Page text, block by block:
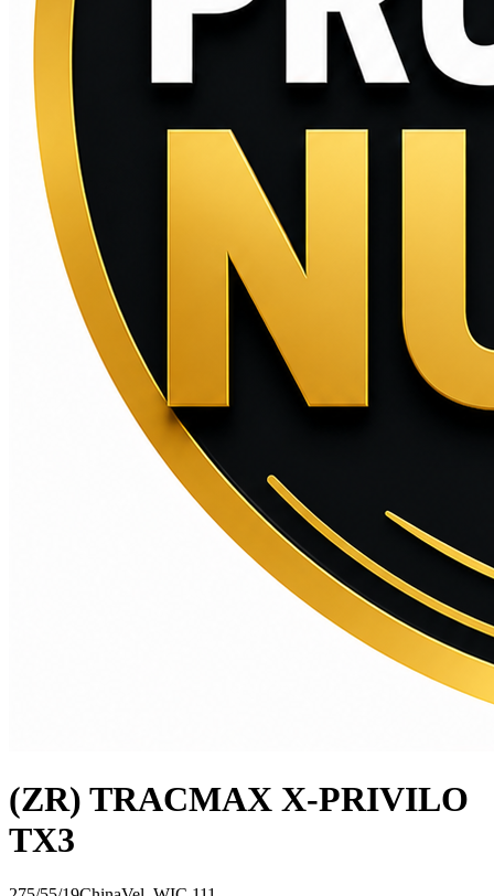
(ZR) TRACMAX X-PRIVILO
TX3